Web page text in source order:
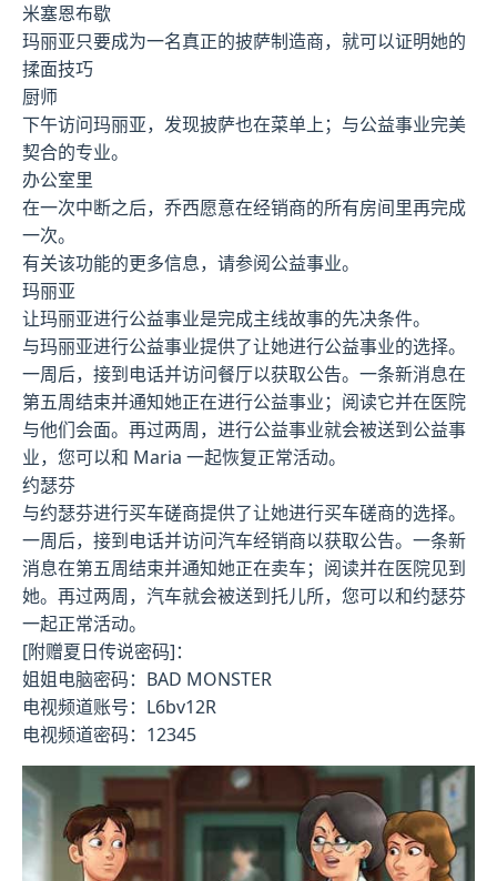
米塞恩布歇
玛丽亚只要成为一名真正的披萨制造商，就可以证明她的
揉面技巧
厨师
下午访问玛丽亚，发现披萨也在菜单上；与公益事业完美
契合的专业。
办公室里
在一次中断之后，乔西愿意在经销商的所有房间里再完成
一次。
有关该功能的更多信息，请参阅公益事业。
玛丽亚
让玛丽亚进行公益事业是完成主线故事的先决条件。
与玛丽亚进行公益事业提供了让她进行公益事业的选择。
一周后，接到电话并访问餐厅以获取公告。一条新消息在
第五周结束并通知她正在进行公益事业；阅读它并在医院
与他们会面。再过两周，进行公益事业就会被送到公益事
业，您可以和 Maria 一起恢复正常活动。
约瑟芬
与约瑟芬进行买车磋商提供了让她进行买车磋商的选择。
一周后，接到电话并访问汽车经销商以获取公告。一条新
消息在第五周结束并通知她正在卖车；阅读并在医院见到
她。再过两周，汽车就会被送到托儿所，您可以和约瑟芬
一起正常活动。
[附赠夏日传说密码]：
姐姐电脑密码：BAD MONSTER
电视频道账号：L6bv12R
电视频道密码：12345